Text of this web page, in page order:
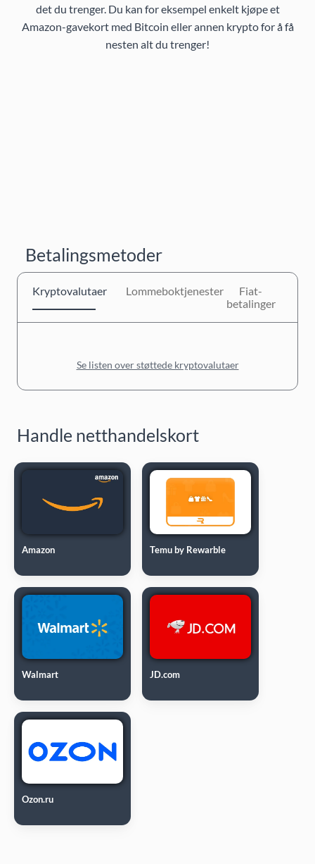
det du trenger. Du kan for eksempel enkelt kjøpe et
Amazon-gavekort med Bitcoin eller annen krypto for å få
nesten alt du trenger!
Betalingsmetoder
Kryptovalutaer Lommeboktjenester
Fiat-
betalinger
Se listen over støttede kryptovalutaer
Handle netthandelskort
Amazon Temu by Rewarble
Walmart JD.com
Ozon.ru